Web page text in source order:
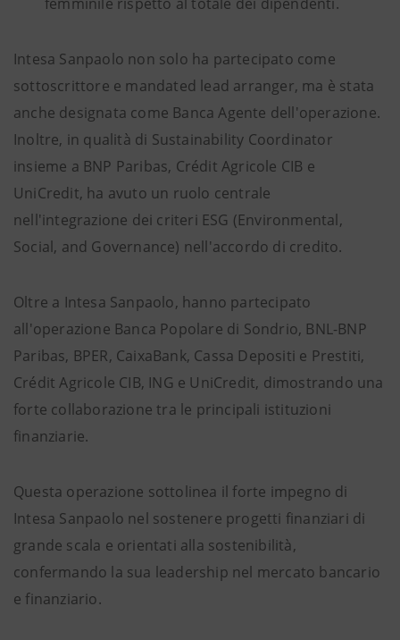
Intesa Sanpaolo non solo ha partecipato come
sottoscrittore e mandated lead arranger, ma è stata
anche designata come Banca Agente dell'operazione.
Inoltre, in qualità di Sustainability Coordinator
insieme a BNP Paribas, Crédit Agricole CIB e
UniCredit, ha avuto un ruolo centrale
nell'integrazione dei criteri ESG (Environmental,
Social, and Governance) nell'accordo di credito.
Oltre a Intesa Sanpaolo, hanno partecipato
all'operazione Banca Popolare di Sondrio, BNL-BNP
Paribas, BPER, CaixaBank, Cassa Depositi e Prestiti,
Crédit Agricole CIB, ING e UniCredit, dimostrando una
forte collaborazione tra le principali istituzioni
finanziarie.
Questa operazione sottolinea il forte impegno di
Intesa Sanpaolo nel sostenere progetti finanziari di
grande scala e orientati alla sostenibilità,
confermando la sua leadership nel mercato bancario
e finanziario.